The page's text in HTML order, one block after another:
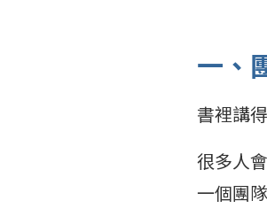
一、
書裡講
很多人
一個團